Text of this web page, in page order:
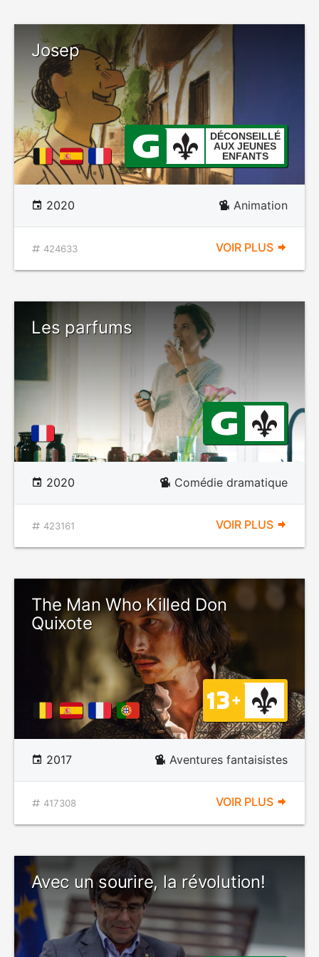
Josep
DÉCONSEILLÉ
AUX JEUNES
ENFANTS
2020 Animation
424633 VOIR PLUS
Les parfums
2020 Comédie dramatique
423161 VOIR PLUS
The Man Who Killed Don
Quixote
2017 Aventures fantaisistes
417308 VOIR PLUS
Avec un sourire, la révolution!